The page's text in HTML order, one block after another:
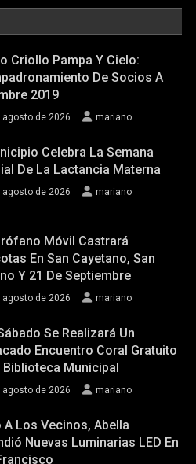
Criollo Pampa Y Cielo:
De Socios A
2019
agosto de 2026 mariano
Celebra La Semana
De La Lactancia Materna
agosto de 2026 mariano
Móvil Castrará
En San Cayetano, San
Y 21 De Septiembre
agosto de 2026 mariano
Se Realizará Un
Encuentro Coral Gratuito
Biblioteca Municipal
agosto de 2026 mariano
A Los Vecinos, Abella
Nuevas Luminarias LED En